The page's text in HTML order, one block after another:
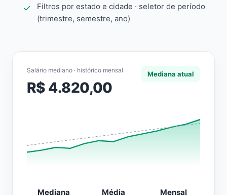
Filtros por estado e cidade · seletor de período
(trimestre, semestre, ano)
Salário mediano · histórico mensal
R$ 4.820,00
Mediana atual
Mediana Média Mensal